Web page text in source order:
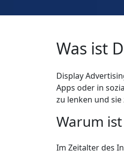
Was ist
Display
Apps oder in
zu lenken und
Warum
Im Zeitalter des